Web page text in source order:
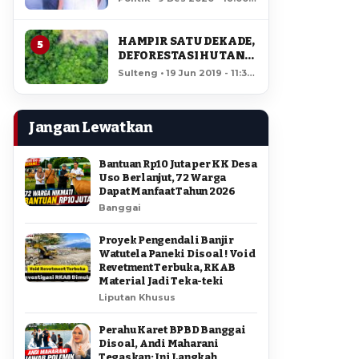
5
HAMPIR SATU DEKADE,
DEFORESTASI HUTAN
LORE LINDU MENCAPAI
Sulteng • 19 Jun 2019 - 11:34
Jangan Lewatkan
Bantuan Rp10 Juta per KK Desa
Uso Berlanjut, 72 Warga
Dapat Manfaat Tahun 2026
Banggai
Proyek Pengendali Banjir
Watutela Paneki Disoal ! Void
Revetment Terbuka, RKAB
Material Jadi Teka-teki
Liputan Khusus
Perahu Karet BPBD Banggai
Disoal, Andi Maharani